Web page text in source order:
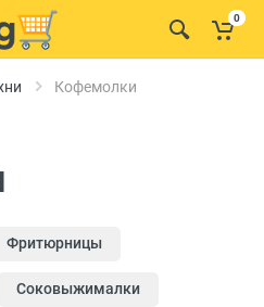
0
Кофемолки
Фритюрницы
Соковыжималки